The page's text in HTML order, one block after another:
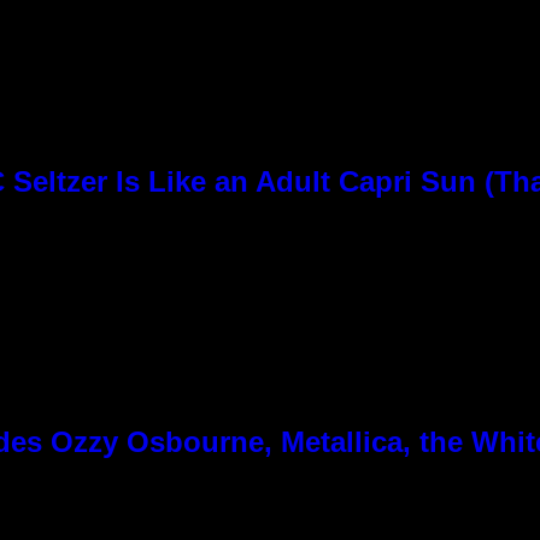
Is Like an Adult Capri Sun
Ozzy Osbourne, Metallica, the